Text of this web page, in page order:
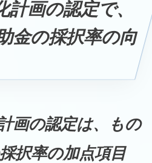
画の認定で、
金の採択率の向
画の認定は、もの
択率の加点項目